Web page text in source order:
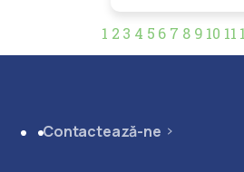
1 2 3 4 5 6 7 8 9 10 11
Contactează-ne